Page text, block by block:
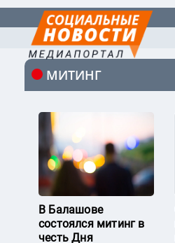
МИТИНГ
В Балашове
состоялся митинг в
честь Дня